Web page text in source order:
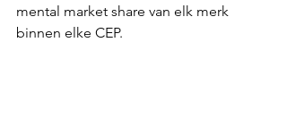
mental market share van elk merk
binnen elke CEP.